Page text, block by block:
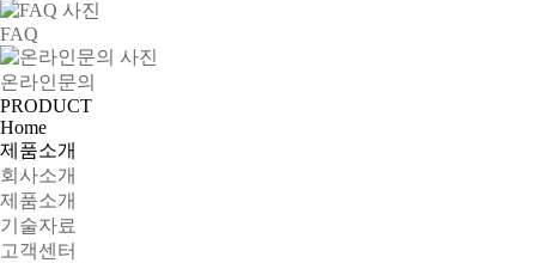
FAQ
온라인문의
PRODUCT
Home
제품소개
회사소개
제품소개
기술자료
고객센터